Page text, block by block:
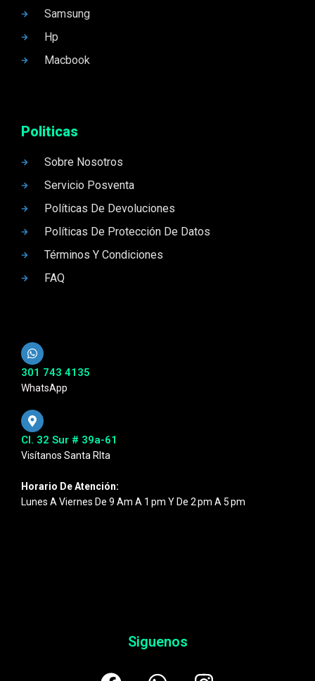
Samsung
Hp
Macbook
Politicas
Sobre Nosotros
Servicio Posventa
Políticas De Devoluciones
Políticas De Protección De Datos
Términos Y Condiciones
FAQ
301 743 4135
WhatsApp
Cl. 32 Sur # 39a-61
Visítanos Santa RIta
Horario De Atención:
Lunes A Viernes De 9 Am A 1 Pm Y De 2 Pm A 5 Pm
Siguenos